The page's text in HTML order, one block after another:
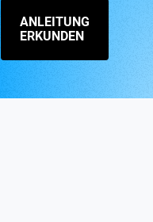
ANLEITUNG
ERKUNDEN